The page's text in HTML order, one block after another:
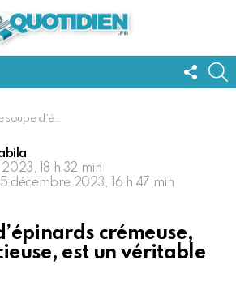
US
crémeuse, facile et délicieuse, est un véritable délice
18 h 32 min
5 décembre 2023, 16 h 47 min
crémeuse,
est un véritable